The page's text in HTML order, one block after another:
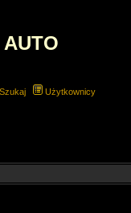
Użytkownicy